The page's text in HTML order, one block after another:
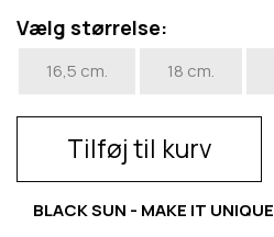
Vælg størrelse:
16,5 cm. 18 cm.
Tilføj til kurv
BLACK SUN - MAKE IT UNIQUE